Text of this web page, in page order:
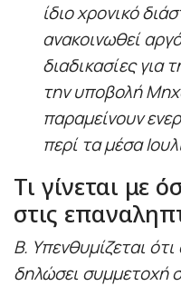
ίδιο χρονικό
ανακοινωθεί
διαδικασίες για
την υποβολή
παραμείνουν
περί τα μέσα
Τι γίνεται με
στις
Β. Υπενθυμίζεται
δηλώσει συμμετοχή